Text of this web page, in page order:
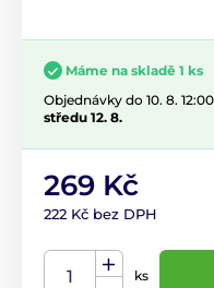
Máme na skladě 1 ks
Objednávky do 10. 8.
středu 12. 8.
269 Kč
222 Kč bez DPH
ks